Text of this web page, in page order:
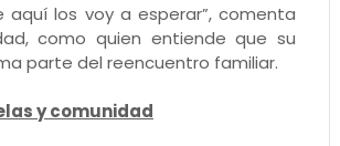
aquí los voy a esperar”, comenta
como quien entiende que su
parte del reencuentro familiar.
y comunidad